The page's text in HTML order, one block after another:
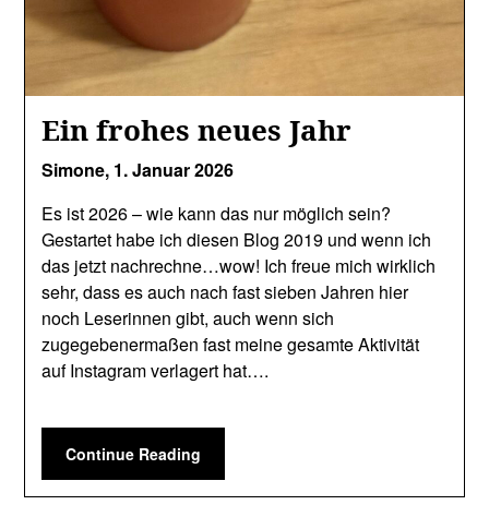
Ein frohes neues Jahr
Simone, 1. Januar 2026
Es ist 2026 – wie kann das nur möglich sein?
Gestartet habe ich diesen Blog 2019 und wenn ich
das jetzt nachrechne…wow! Ich freue mich wirklich
sehr, dass es auch nach fast sieben Jahren hier
noch Leserinnen gibt, auch wenn sich
zugegebenermaßen fast meine gesamte Aktivität
auf Instagram verlagert hat….
Continue Reading